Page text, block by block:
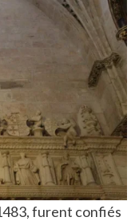
furent confiés